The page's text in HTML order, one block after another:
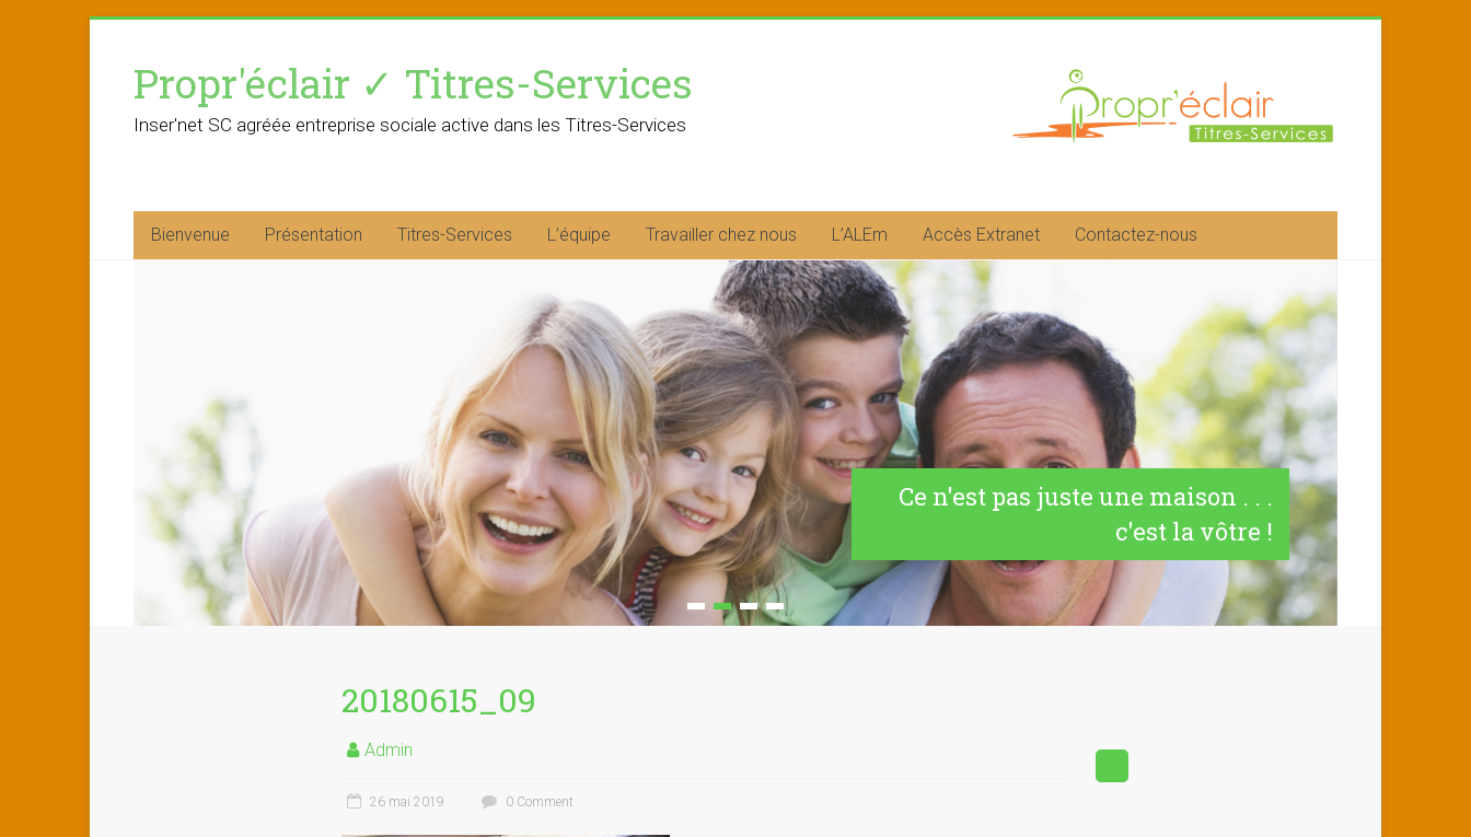
contentPropr'éclair ✓ Titres-Services
Inser'net SC agréée entreprise sociale active dans les Titres-Services
Bienvenue Présentation Titres-Services L’équipe Travailler chez nous L’ALEm Accès Extranet Contactez-nous
Ce n'est pas juste une maison . . .
c'est la vôtre !
20180615_09
Admin
26 mai 2019 0 Comment